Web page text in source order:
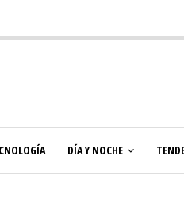
DÍA Y NOCHE